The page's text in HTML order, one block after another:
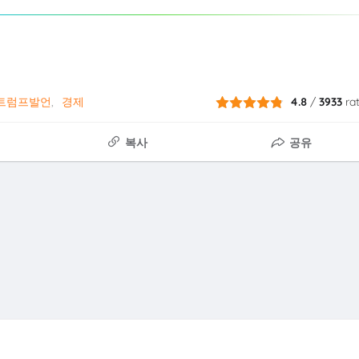
럼프발언 경제 4.8 /3933
복사 공유